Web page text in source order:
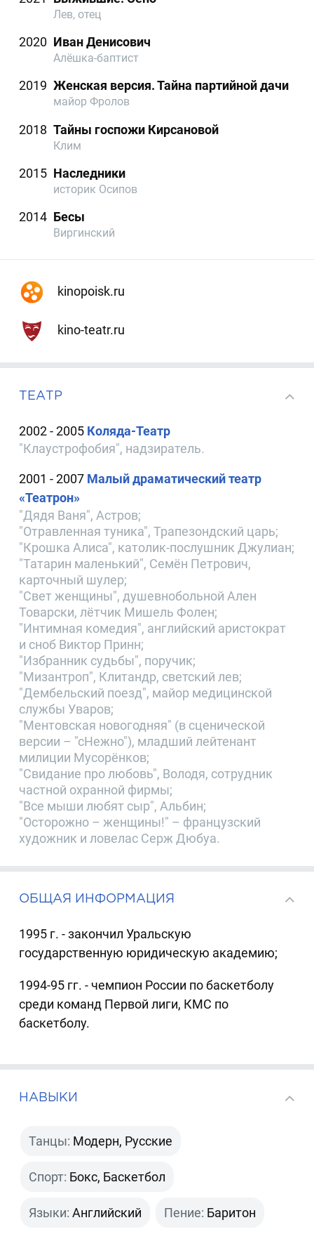
Лев, отец
2020 Иван Денисович
Алёшка-баптист
2019 Женская версия. Тайна партийной дачи
майор Фролов
2018 Тайны госпожи Кирсановой
Клим
2015 Наследники
историк Осипов
2014 Бесы
Виргинский
kinopoisk.ru
kino-teatr.ru
ТЕАТР
2002 - 2005 Коляда-Театр
"Клаустрофобия", надзиратель.
2001 - 2007 Малый драматический театр
«Театрон»
"Дядя Ваня", Астров;
"Отравленная туника", Трапезондский царь;
"Крошка Алиса", католик-послушник Джулиан;
"Татарин маленький", Семён Петрович,
карточный шулер;
"Свет женщины", душевнобольной Ален
Товарски, лётчик Мишель Фолен;
"Интимная комедия", английский аристократ
и сноб Виктор Принн;
"Избранник судьбы", поручик;
"Мизантроп", Клитандр, светский лев;
"Дембельский поезд", майор медицинской
службы Уваров;
"Ментовская новогодняя" (в сценической
версии – "сНежно"), младший лейтенант
милиции Мусорёнков;
"Свидание про любовь", Володя, сотрудник
частной охранной фирмы;
"Все мыши любят сыр", Альбин;
"Осторожно – женщины!" – французский
художник и ловелас Серж Дюбуа.
ОБЩАЯ ИНФОРМАЦИЯ
1995 г. - закончил Уральскую
государственную юридическую академию;
1994-95 гг. - чемпион России по баскетболу
среди команд Первой лиги, КМС по
баскетболу.
НАВЫКИ
Танцы: Модерн, Русские
Спорт: Бокс, Баскетбол
Языки: Английский Пение: Баритон